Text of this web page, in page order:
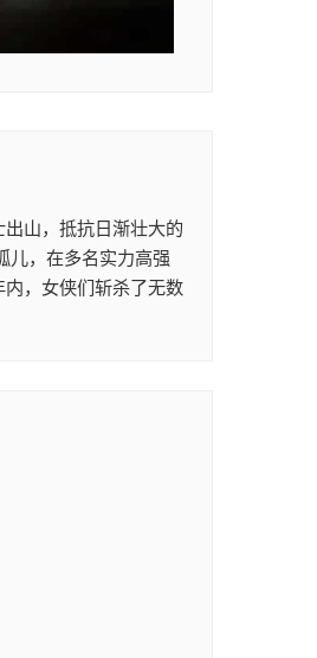
山，抵抗日渐壮大的
儿，在多名实力高强
，女侠们斩杀了无数